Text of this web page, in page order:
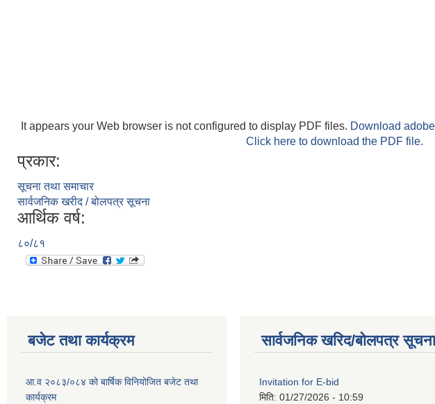
It appears your Web browser is not configured to display PDF files. Download
Click here to download the PDF file.
प्रकार:
सूचना तथा समाचार
सार्वजनिक खरीद / बोलपत्र सूचना
आर्थिक वर्ष:
८०/८१
बजेट तथा कार्यक्रम
आ.व २०८३/०८४ को बार्षिक विनियोजित बजेट तथा
कार्यक्रम
सार्वजनिक खरिद/बोलपत्र सूचना
Invitation for E-bid
मिति: 01/27/2026 - 10:59